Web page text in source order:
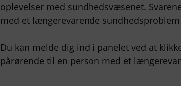
oplevelser med sundhedsvæsenet.
med et længerevarende
Du kan melde dig ind i panelet ved at
pårørende til en person med et